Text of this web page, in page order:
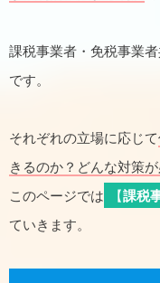
課税事業者・免税事業
です。
それぞれの立場に応じて
きるのか？どんな対策
このページでは
【課税
ていきます。